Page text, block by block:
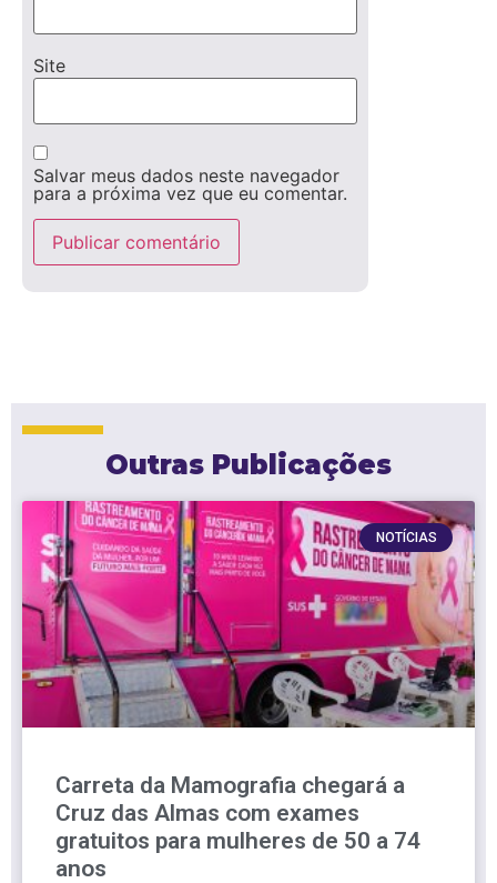
Site
Salvar meus dados neste navegador
para a próxima vez que eu comentar.
Outras Publicações
NOTÍCIAS
Carreta da Mamografia chegará a
Cruz das Almas com exames
gratuitos para mulheres de 50 a 74
anos